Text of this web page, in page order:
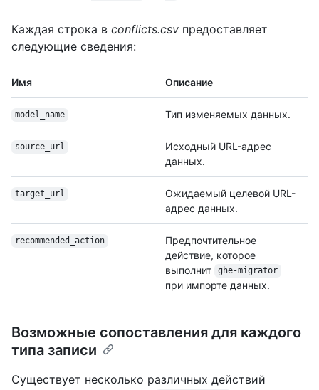
Каждая строка в conflicts.csv предоставляет
следующие сведения:
Имя Описание
model_name Тип изменяемых данных.
source_url
Исходный URL-адрес
данных.
target_url
Ожидаемый целевой URL-
адрес данных.
recommended_action
Предпочтительное
действие, которое
выполнит
ghe-migrator
при импорте данных.
Возможные сопоставления для каждого
типа записи
Существует несколько различных действий